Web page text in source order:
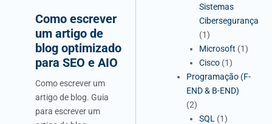
Como escrever
um artigo de
blog optimizado
para SEO e AIO
Como escrever um
artigo de blog. Guia
para escrever um
Sistemas
Cibersegurança
(1)
Microsoft (1)
Cisco (1)
Programação (F-
END & B-END)
(2)
SQL (1)